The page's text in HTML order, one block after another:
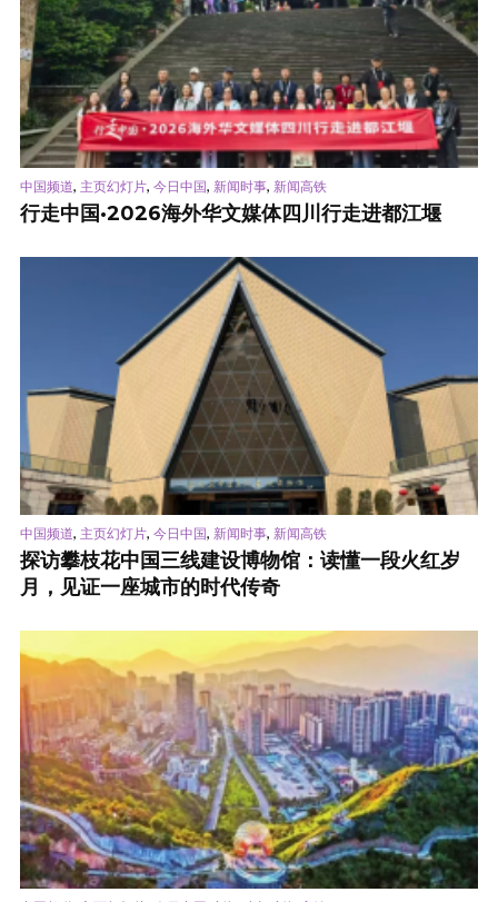
中国频道, 主页幻灯片, 今日中国, 新闻时事, 新闻高铁
行走中国·2026海外华文媒体四川行走进都江堰
中国频道, 主页幻灯片, 今日中国, 新闻时事, 新闻高铁
探访攀枝花中国三线建设博物馆：读懂一段火红岁
月，见证一座城市的时代传奇